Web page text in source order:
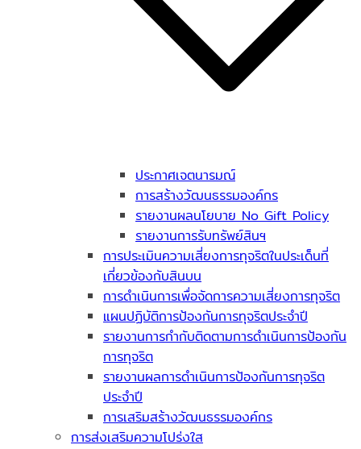
ประกาศเจตนารมณ์
การสร้างวัฒนธรรมองค์กร
รายงานผลนโยบาย No Gift Policy
รายงานการรับทรัพย์สินฯ
การประเมินความเสี่ยงการทุจริตในประเด็นที่
เกี่ยวข้องกับสินบน
การดำเนินการเพื่อจัดการความเสี่ยงการทุจริต
แผนปฏิบัติการป้องกันการทุจริตประจำปี
รายงานการกำกับติดตามการดำเนินการป้องกัน
การทุจริต
รายงานผลการดำเนินการป้องกันการทุจริต
ประจำปี
การเสริมสร้างวัฒนธรรมองค์กร
การส่งเสริมความโปร่งใส